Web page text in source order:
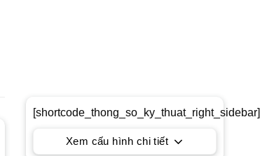
[shortcode_thong_so_ky_thuat_right_sidebar]
Xem cấu hình chi tiết